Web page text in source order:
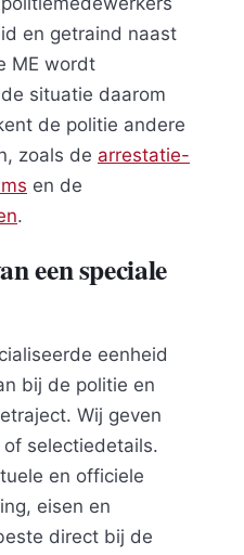
en getraind naast
ME wordt
situatie daarom
de politie andere
zoals de arrestatie-
en de
.
een speciale
eenheid
bij de politie en
Wij geven
selectiedetails.
en officiele
eisen en
direct bij de